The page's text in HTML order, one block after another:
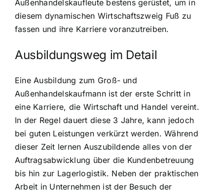
Außenhandelskaufleute bestens gerüstet, um in
diesem dynamischen Wirtschaftszweig Fuß zu
fassen und ihre Karriere voranzutreiben.
Ausbildungsweg im Detail
Eine Ausbildung zum Groß- und
Außenhandelskaufmann ist der erste Schritt in
eine Karriere, die Wirtschaft und Handel vereint.
In der Regel dauert diese 3 Jahre, kann jedoch
bei guten Leistungen verkürzt werden. Während
dieser Zeit lernen Auszubildende alles von der
Auftragsabwicklung über die Kundenbetreuung
bis hin zur Lagerlogistik. Neben der praktischen
Arbeit in Unternehmen ist der Besuch der